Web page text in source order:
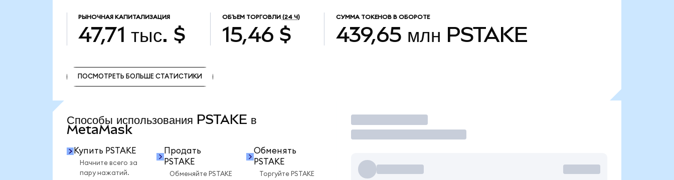
РЫНОЧНАЯ КАПИТАЛИЗАЦИЯ
47,71 тыс. $
ОБЪЕМ ТОРГОВЛИ (24 Ч)
15,46 $
СУММА ТОКЕНОВ В ОБОРОТЕ
439,65 млн PSTAKE
ПОСМОТРЕТЬ БОЛЬШЕ СТАТИСТИКИ
Способы использования PSTAKE в
MetaMask
Купить PSTAKE
Начните всего за
пару нажатий.
Продать
PSTAKE
Обменяйте PSTAKE
Обменять
PSTAKE
Торгуйте PSTAKE
Торговать